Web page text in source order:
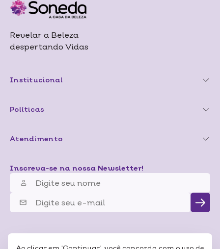
Revelar a Beleza
despertando Vidas
Institucional
Políticas
Atendimento
Inscreva-se na nossa Newsletter!